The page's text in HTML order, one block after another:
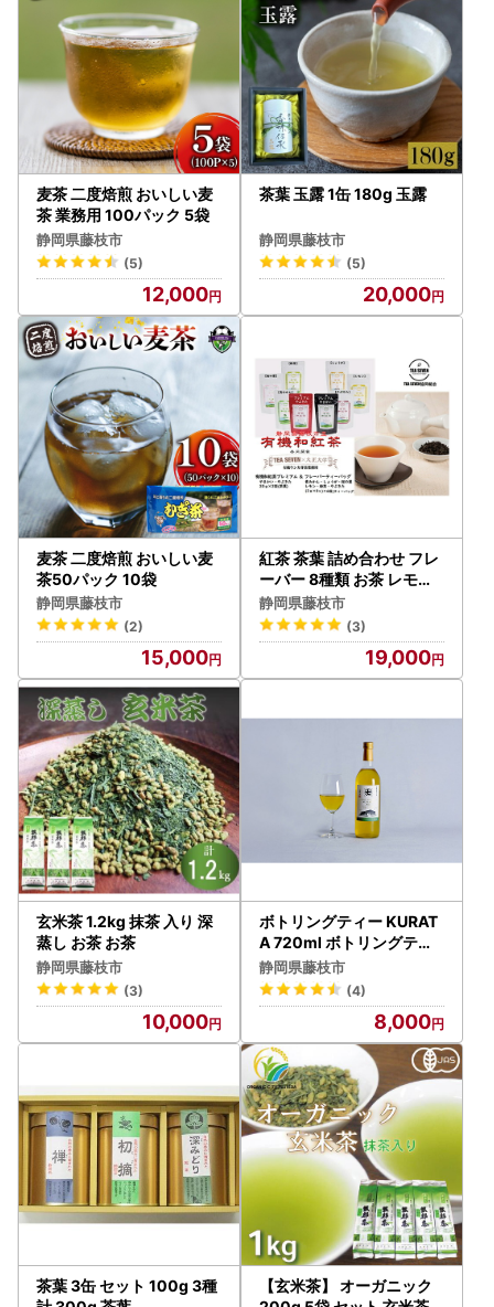
麦茶 二度焙煎 おいしい麦
茶 業務用 100パック 5袋
静岡県藤枝市
(5)
12,000
茶葉 玉露 1缶 180g 玉露
静岡県藤枝市
(5)
20,000
麦茶 二度焙煎 おいしい麦
茶50パック 10袋
静岡県藤枝市
(2)
15,000
紅茶 茶葉 詰め合わせ フレ
ーバー 8種類 お茶 レモン
ジンジャー オレンジ 桜葉
静岡県藤枝市
(3)
19,000
玄米茶 1.2kg 抹茶 入り 深
蒸し お茶 お茶
静岡県藤枝市
(3)
10,000
ボトリングティー KURAT
A 720ml ボトリングティ
ー
静岡県藤枝市
(4)
8,000
茶葉 3缶 セット 100g 3種
【玄米茶】 オーガニック